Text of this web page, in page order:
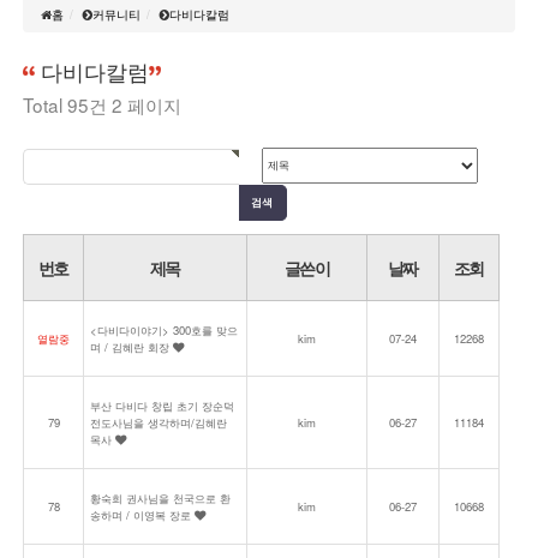
홈 커뮤니티 다비다칼럼
다비다칼럼
Total 95건 2 페이지
번호 제목 글쓴이 날짜 조회
열람중
<다비다이야기> 300호를 맞으
며 / 김혜란 회장
kim 07-24 12268
79
부산 다비다 창립 초기 장순덕
전도사님을 생각하며/김혜란
목사
kim 06-27 11184
78
황숙희 권사님을 천국으로 환
송하며 / 이영복 장로
kim 06-27 10668